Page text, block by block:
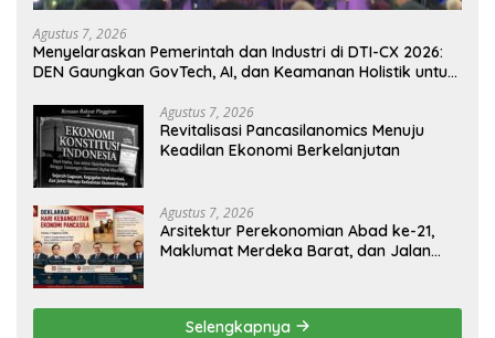
Agustus 7, 2026
Menyelaraskan Pemerintah dan Industri di DTI-CX 2026:
DEN Gaungkan GovTech, AI, dan Keamanan Holistik untuk
Agustus 7, 2026
Revitalisasi Pancasilanomics Menuju
Keadilan Ekonomi Berkelanjutan
Agustus 7, 2026
Arsitektur Perekonomian Abad ke-21,
Maklumat Merdeka Barat, dan Jalan
Selengkapnya